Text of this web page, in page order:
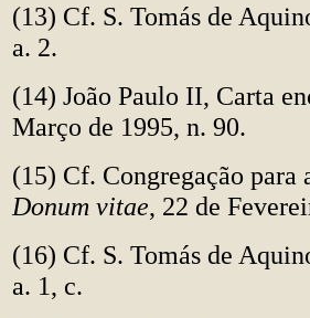
(13) Cf. S. Tomás de
a. 2.
(14) João Paulo II, Carta
Março de 1995, n. 90.
(15) Cf. Congregação para
Donum vitae, 22 de
(16) Cf. S. Tomás de
a. 1, c.